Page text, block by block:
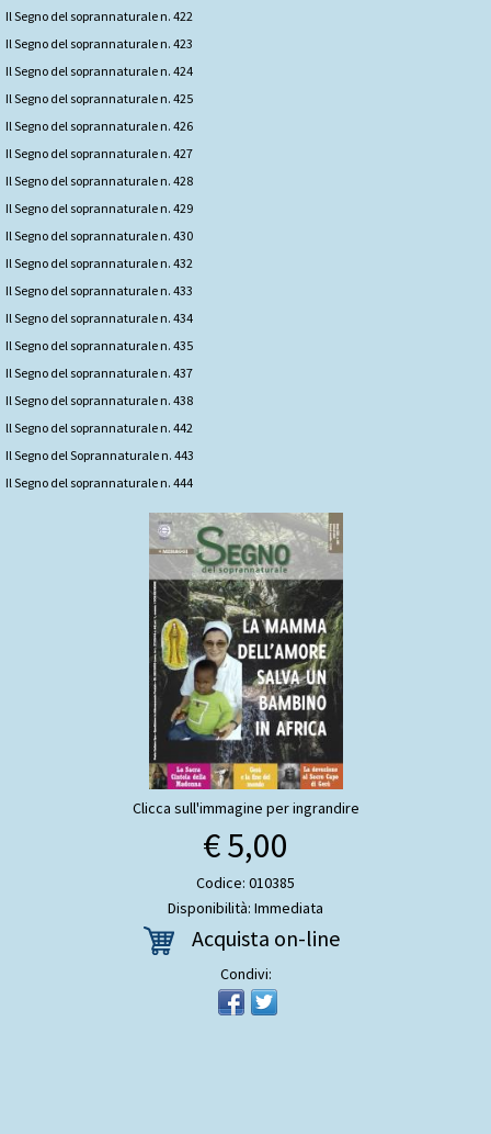
Il Segno del soprannaturale n. 422
Il Segno del soprannaturale n. 423
Il Segno del soprannaturale n. 424
Il Segno del soprannaturale n. 425
Il Segno del soprannaturale n. 426
Il Segno del soprannaturale n. 427
Il Segno del soprannaturale n. 428
Il Segno del soprannaturale n. 429
Il Segno del soprannaturale n. 430
Il Segno del soprannaturale n. 432
Il Segno del soprannaturale n. 433
Il Segno del soprannaturale n. 434
Il Segno del soprannaturale n. 435
Il Segno del soprannaturale n. 437
Il Segno del soprannaturale n. 438
ll Segno del soprannaturale n. 442
Il Segno del Soprannaturale n. 443
Il Segno del soprannaturale n. 444
Clicca sull'immagine per ingrandire
€ 5,00
Codice: 010385
Disponibilità: Immediata
Acquista on-line
Condivi: